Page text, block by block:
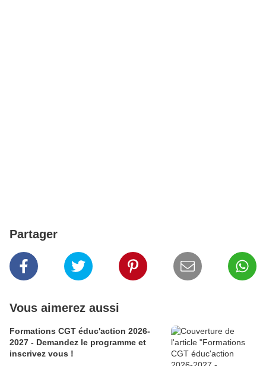
Partager
Vous aimerez aussi
Formations CGT éduc'action 2026-
2027 - Demandez le programme et
inscrivez vous !